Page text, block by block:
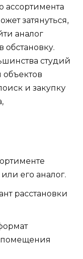
ассортимента
затянуться,
аналог
студий
и закупку
его аналог.
расстановки
помещения